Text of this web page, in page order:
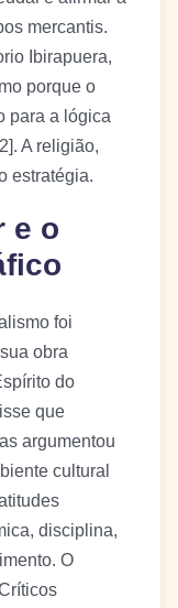
mercantis.
Ibirapuera,
porque o
para a lógica
A religião,
estratégia.
e o
foi
obra
do
que
argumentou
cultural
disciplina,
O